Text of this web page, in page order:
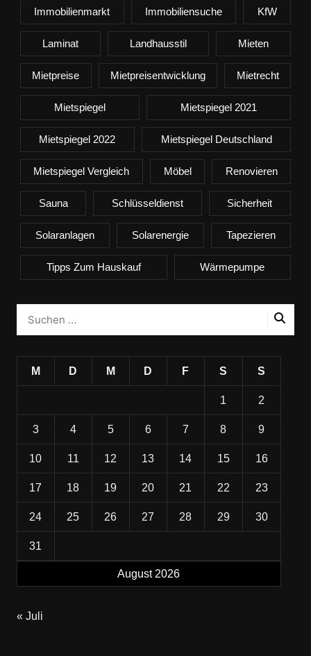
Immobilienmarkt Immobiliensuche KfW
Laminat Landhausstil Mieten
Mietpreise Mietpreisentwicklung Mietrecht
Mietspiegel Mietspiegel 2021
Mietspiegel 2022 Mietspiegel Deutschland
Mietspiegel Vergleich Möbel Renovieren
Sauna Schlüsseldienst Sicherheit
Solaranlagen Solarenergie Tapezieren
Tipps Zum Hauskauf Wärmepumpe
August 2026
M D M D F S S
1 2
3 4 5 6 7 8 9
10 11 12 13 14 15 16
17 18 19 20 21 22 23
24 25 26 27 28 29 30
31
« Juli